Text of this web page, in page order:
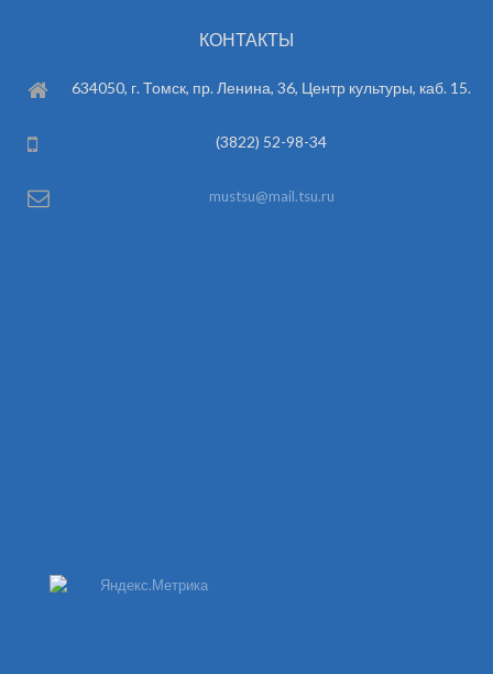
КОНТАКТЫ
634050, г. Томск, пр. Ленина, 36, Центр культуры, каб. 15.
(3822) 52-98-34
mustsu@mail.tsu.ru